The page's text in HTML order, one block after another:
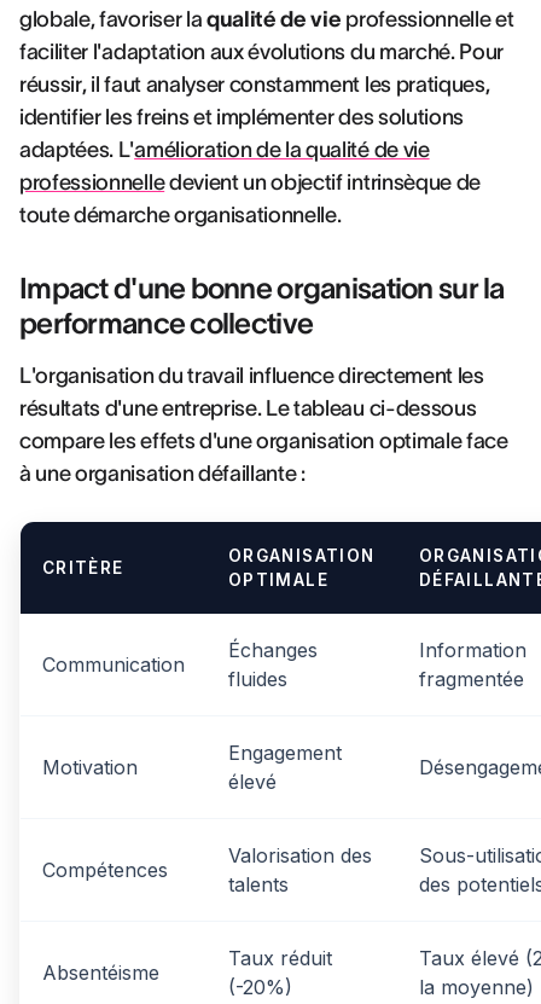
globale, favoriser la qualité de vie professionnelle et
faciliter l'adaptation aux évolutions du marché. Pour
réussir, il faut analyser constamment les pratiques,
identifier les freins et implémenter des solutions
adaptées. L'amélioration de la qualité de vie
professionnelledevient un objectif intrinsèque de
toute démarche organisationnelle.
Impact d'une bonne organisation sur la
performance collective
L'organisation du travail influence directement les
résultats d'une entreprise. Le tableau ci-dessous
compare les effets d'une organisation optimale face
à une organisation défaillante :
CRITÈRE
ORGANISATION
OPTIMALE
Communication
Échanges
fluides
Information
fragmentée
Motivation
Engagement
élevé
Compétences
Valorisation des
talents
Sous-
des
Absentéisme
Taux réduit
(-20%)
Taux élevé
la moyenne)